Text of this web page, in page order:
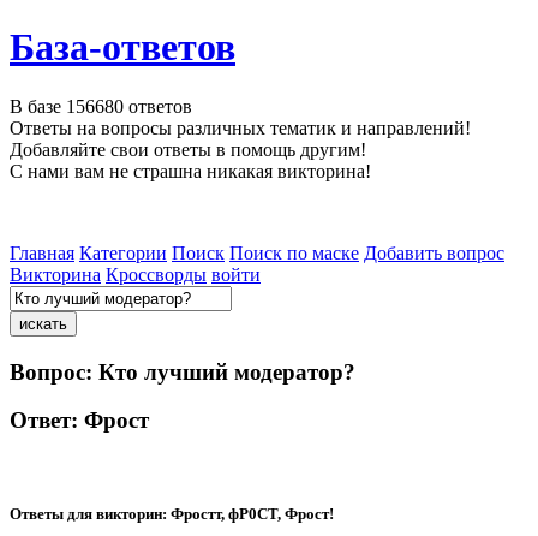
База-ответов
В базе 156680 ответов
Ответы на вопросы различных тематик и направлений!
Добавляйте свои ответы в помощь другим!
С нами вам не страшна никакая викторина!
Главная Категории Поиск Поиск по маске Добавить вопрос
Викторина Кроссворды войти
Вопрос: Кто лучший модератор?
Ответ: Фрост
Ответы для викторин: Фростт, фР0СТ, Фрост!